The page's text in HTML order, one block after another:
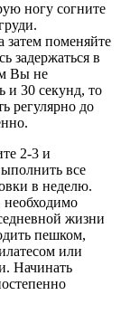
ногу согните
затем поменяйте
задержаться в
Вы не
и 30 секунд, то
регулярно до
2-3 и
все
в неделю.
жизни
пешком,
или
Начинать